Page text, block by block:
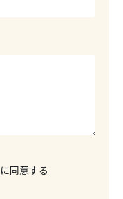
に同意する